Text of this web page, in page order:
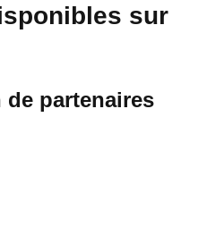
sur
partenaires